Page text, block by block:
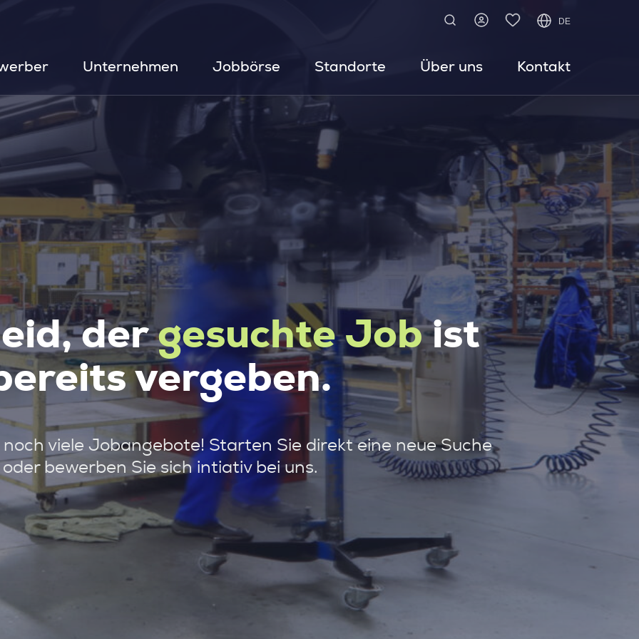
DE
Unternehmen Jobbörse Standorte Über uns Kontakt
dergesuchte Jobist
vergeben.
viele Jobangebote! Starten Sie direkt eine neue Suche
oder bewerben Sie sich intiativ bei uns.